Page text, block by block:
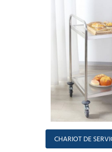
CHARIOT DE